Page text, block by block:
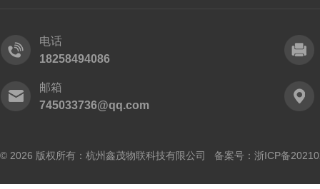
电话
18258494086
邮箱
745033736@qq.com
© 2026 版权所有：杭州鑫茂物联科技有限公司 备案号： 浙ICP备